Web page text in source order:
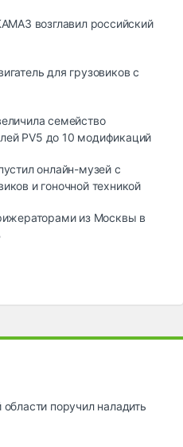
возглавил российский
для грузовиков с
семейство
PV5 до 10 модификаций
онлайн-музей с
и гоночной техникой
из Москвы в
поручил наладить